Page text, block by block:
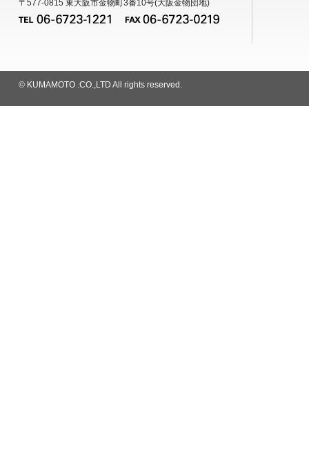
〒577-0815 東大阪市金物町3番10号(大阪金物団地)
© KUMAMOTO .CO.,LTD All rights reserved.